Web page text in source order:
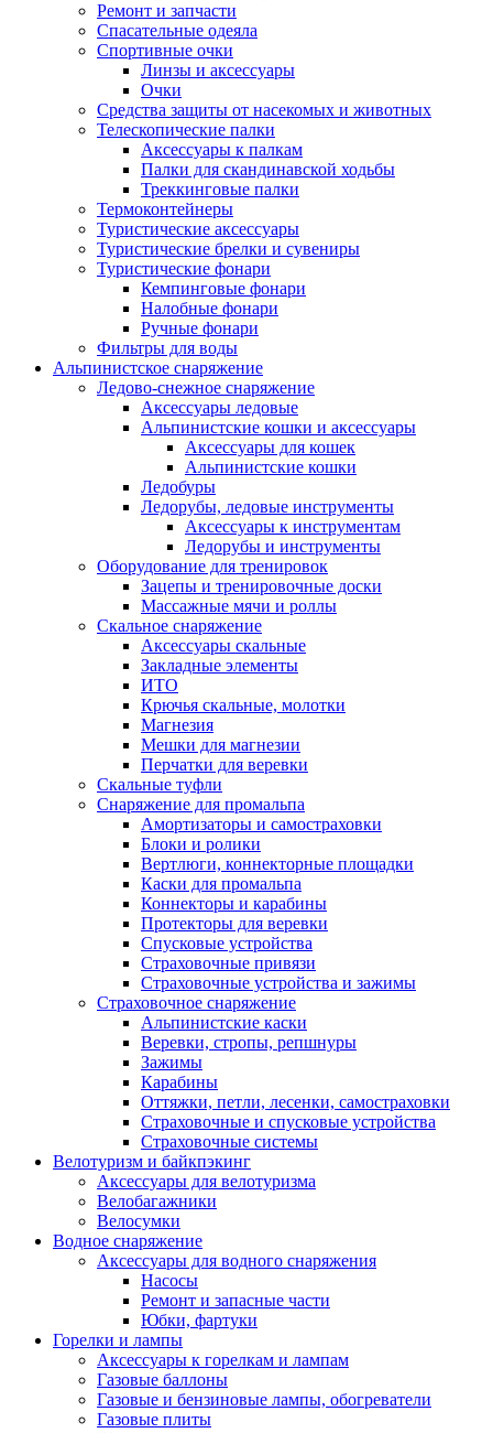
Ремонт и запчасти
Спасательные одеяла
Спортивные очки
Линзы и аксессуары
Очки
Средства защиты от насекомых и животных
Телескопические палки
Аксессуары к палкам
Палки для скандинавской ходьбы
Треккинговые палки
Термоконтейнеры
Туристические аксессуары
Туристические брелки и сувениры
Туристические фонари
Кемпинговые фонари
Налобные фонари
Ручные фонари
Фильтры для воды
Альпинистское снаряжение
Ледово-снежное снаряжение
Аксессуары ледовые
Альпинистские кошки и аксессуары
Аксессуары для кошек
Альпинистские кошки
Ледобуры
Ледорубы, ледовые инструменты
Аксессуары к инструментам
Ледорубы и инструменты
Оборудование для тренировок
Зацепы и тренировочные доски
Массажные мячи и роллы
Скальное снаряжение
Аксессуары скальные
Закладные элементы
ИТО
Крючья скальные, молотки
Магнезия
Мешки для магнезии
Перчатки для веревки
Скальные туфли
Снаряжение для промальпа
Амортизаторы и самостраховки
Блоки и ролики
Вертлюги, коннекторные площадки
Каски для промальпа
Коннекторы и карабины
Протекторы для веревки
Спусковые устройства
Страховочные привязи
Страховочные устройства и зажимы
Страховочное снаряжение
Альпинистские каски
Веревки, стропы, репшнуры
Зажимы
Карабины
Оттяжки, петли, лесенки, самостраховки
Страховочные и спусковые устройства
Страховочные системы
Велотуризм и байкпэкинг
Аксессуары для велотуризма
Велобагажники
Велосумки
Водное снаряжение
Аксессуары для водного снаряжения
Насосы
Ремонт и запасные части
Юбки, фартуки
Горелки и лампы
Аксессуары к горелкам и лампам
Газовые баллоны
Газовые и бензиновые лампы, обогреватели
Газовые плиты